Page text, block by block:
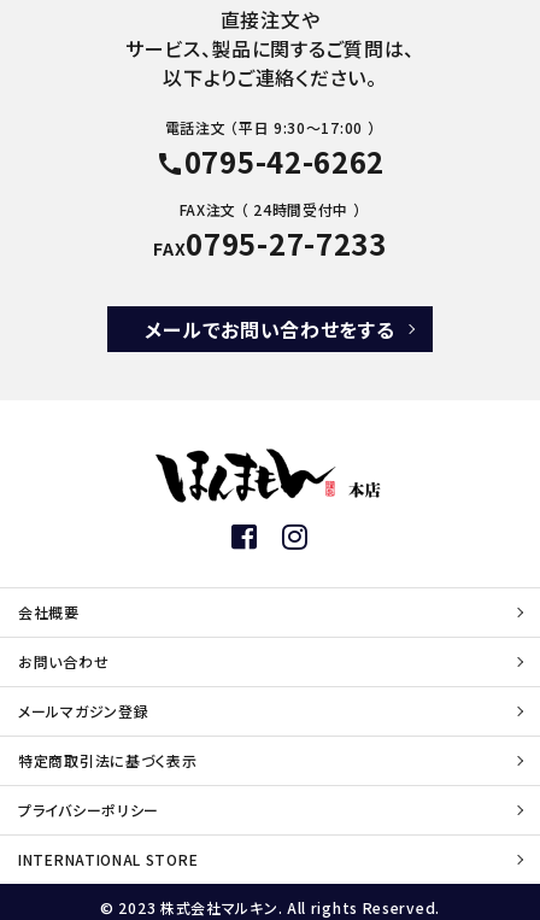
直接注文や
サービス、製品に関するご質問は、
以下よりご連絡ください。
電話注文 （平日 9:30～17:00 ）
call0795-42-6262
FAX注文 （ 24時間受付中 ）
FAX0795-27-7233
メールでお問い合わせをする
会社概要
お問い合わせ
メールマガジン登録
特定商取引法に基づく表示
プライバシーポリシー
INTERNATIONAL STORE
© 2023 株式会社マルキン. All rights Reserved.